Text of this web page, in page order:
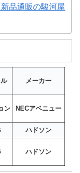
品通販の駿河屋
メーカー
ン NECアベニュー
ハドソン
ハドソン